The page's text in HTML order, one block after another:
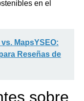
en el
MapsYSEO:
Reseñas de
sobre